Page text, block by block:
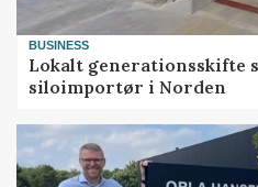
BUSINESS
Lokalt generationsskifte
siloimportør i Norden